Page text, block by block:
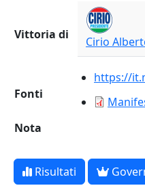
Vittoria di Cirio
Fonti
https://
Nota
Risultati